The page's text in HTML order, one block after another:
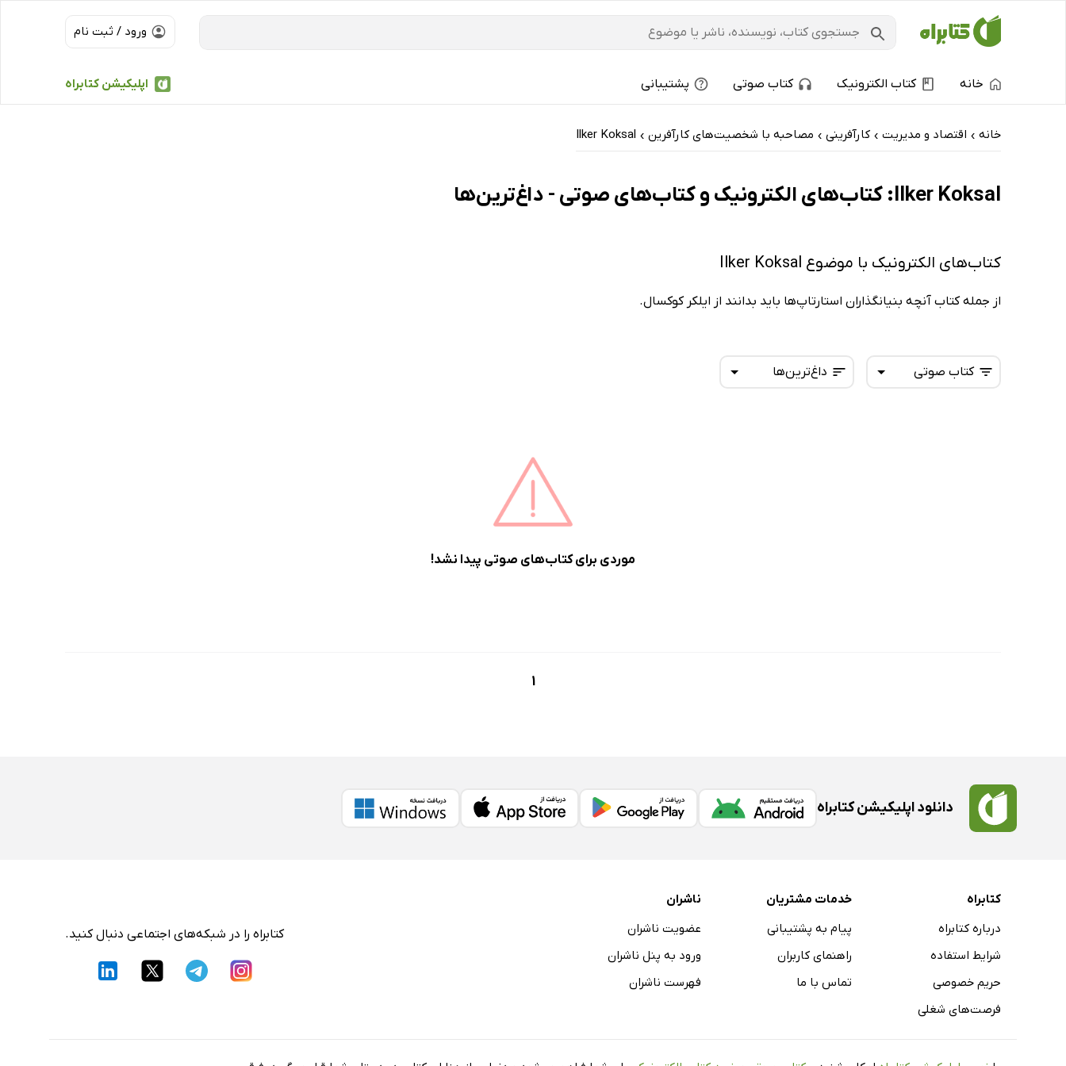
ورود / ثبت نام
اپلیکیشن کتابراه خانه کتاب الکترونیک کتاب صوتی پشتیبانی
خانه › اقتصاد و مدیریت › کارآفرینی › مصاحبه با شخصیت‌های کارآفرین ›
Ilker Koksal
Ilker Koksal: کتاب‌های الکترونیک و کتاب‌های صوتی - داغ‌ترین‌ها
کتاب‌های الکترونیک با موضوع Ilker Koksal
از جمله کتاب آنچه بنیانگذاران استارتاپ‌ها باید بدانند از ایلکر کوکسال.
داغ‌ترین‌ها کتاب صوتی
موردی برای کتاب‌های صوتی پیدا نشد!
1
دانلود اپلیکیشن کتابراه
کتابراه
درباره کتابراه
شرایط استفاده
حریم خصوصی
فرصت‌های شغلی
خدمات مشتریان
پیام به پشتیبانی
راهنمای کاربران
تماس با ما
ناشران
عضویت ناشران
ورود به پنل ناشران
فهرست ناشران
کتابراه را در شبکه‌های اجتماعی دنبال کنید.